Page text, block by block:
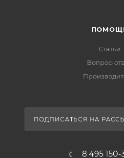
Статьи
Вопрос-
ПОДПИСАТЬСЯ НА
8 495 150-